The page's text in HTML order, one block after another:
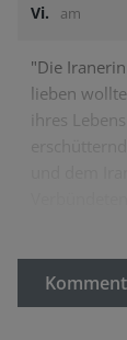
Vi. am
"Die
lieben
ihres